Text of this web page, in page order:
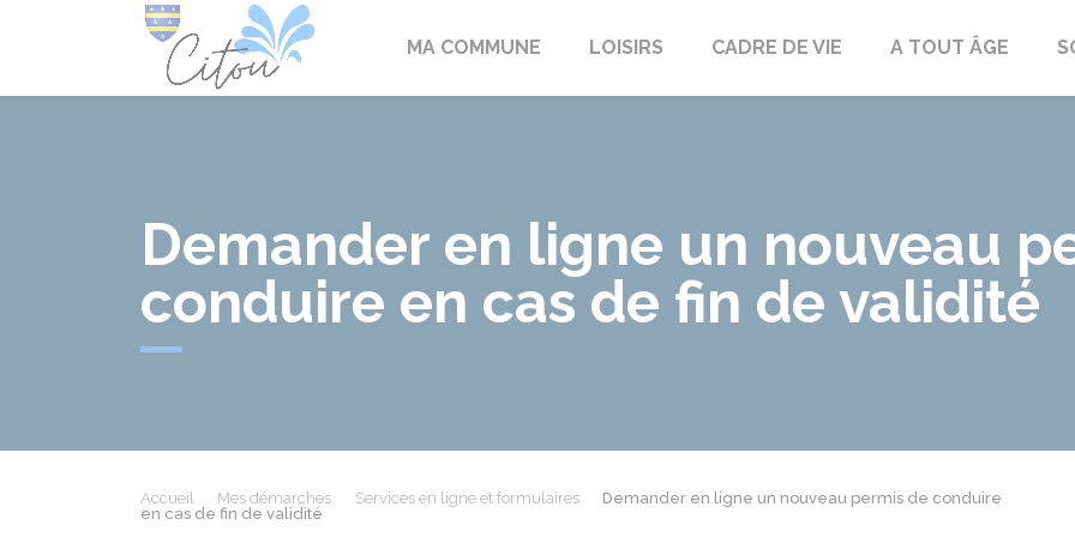
MA COMMUNE LOISIRS CADRE DE VIE A TOUT ÂGE
Demander en ligne un nouveau
conduire en cas de fin de validité
Accueil Mes démarches Services en ligne et formulaires
Demander en ligne un nouveau permis de conduire
en cas de fin de validité